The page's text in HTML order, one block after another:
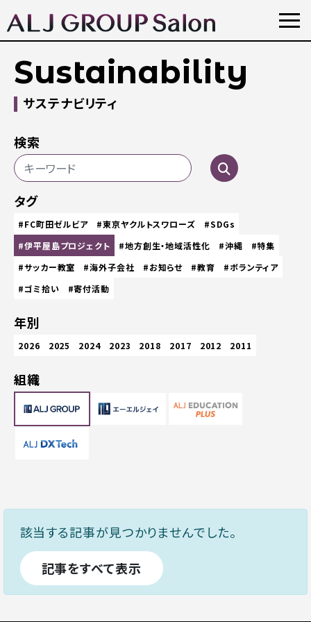
Sustainability
サステナビリティ
検索
タグ
#FC町田ゼルビア #東京ヤクルトスワローズ
#SDGs
#伊平屋島プロジェクト
#地方創生・地域活性化 #沖縄
#特集
#サッカー教室
#海外子会社 #お知らせ #教育
#ボランティア
#ゴミ拾い
#寄付活動
年別
2026 2025 2024 2023 2018 2017 2012 2011
組織
該当する記事が見つかりませんでした。
記事をすべて表示